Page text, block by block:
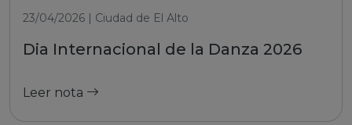
23/04/2026 | Ciudad de El Alto
Dia Internacional de la Danza 2026
Leer nota